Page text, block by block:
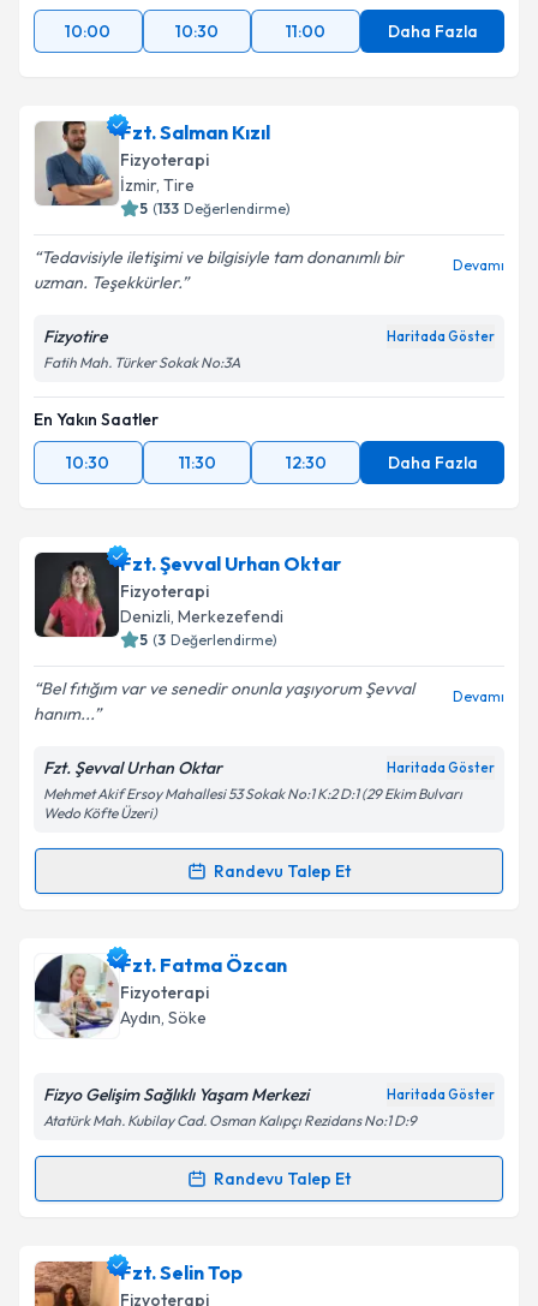
10:00
10:30 11:00 Daha Fazla
Fzt. Salman Kızıl
Fizyoterapi
İzmir, Tire
5 (133 Değerlendirme)
Tedavisiyle iletişimi ve bilgisiyle tam donanımlı bir
uzman. Teşekkürler.
Devamı
Fizyotire Haritada Göster
Fatih Mah. Türker Sokak No:3A
En Yakın Saatler
10:30
11:30 12:30 Daha Fazla
Fzt. Şevval Urhan Oktar
Fizyoterapi
Denizli, Merkezefendi
5 (3 Değerlendirme)
Bel fıtığım var ve senedir onunla yaşıyorum Şevval
hanım...
Devamı
Fzt. Şevval Urhan Oktar Haritada Göster
Mehmet Akif Ersoy Mahallesi 53 Sokak No:1 K:2 D:1 (29 Ekim Bulvarı
Wedo Köfte Üzeri)
Randevu Talep Et
Randevu Takvimi Talebi
Fzt. Şevval Urhan Oktariçin randevu takvimi talebi
oluşturun. Size bu uzmandan randevu almanız için bir
takvim hazırlandığında e-posta ile bilgilendireceğiz.
Kişisel verilerimin işlenmesine ilişkin
Metni'ni okudum ve kişisel verilerimin belirtilen
Takvim Talebini Gönder
Fzt. Fatma Özcan
Fizyoterapi
Aydın, Söke
Fizyo Gelişim Sağlıklı Yaşam Merkezi Haritada Göster
Atatürk Mah. Kubilay Cad. Osman Kalıpçı Rezidans No:1 D:9
Randevu Talep Et
Randevu Takvimi Talebi
Fzt. Fatma Özcaniçin randevu takvimi talebi
oluşturun. Size bu uzmandan randevu almanız için bir
Fzt. Selin Top
Fizyoterapi